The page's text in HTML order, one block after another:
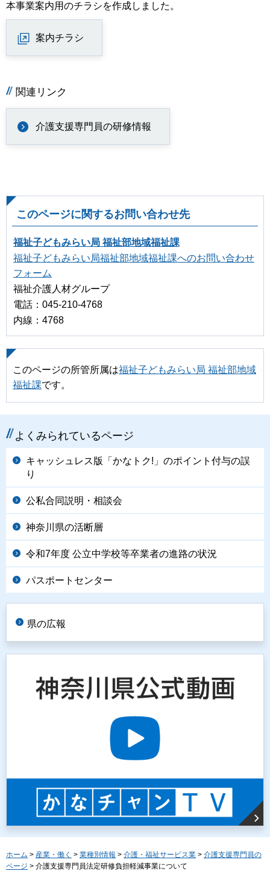
本事業案内用のチラシを作成しました。
案内チラシ
関連リンク
介護支援専門員の研修情報
このページに関するお問い合わせ先
福祉子どもみらい局 福祉部地域福祉課
福祉子どもみらい局福祉部地域福祉課へのお問い合わせ
フォーム
福祉介護人材グループ
電話：045-210-4768
内線：4768
このページの所管所属は福祉子どもみらい局 福祉部地域
福祉課です。
よくみられているページ
キャッシュレス版「かなトク!」のポイント付与の誤
り
公私合同説明・相談会
神奈川県の活断層
令和7年度 公立中学校等卒業者の進路の状況
パスポートセンター
県の広報
ホーム > 産業・働く > 業種別情報 > 介護・福祉サービス業 > 介護支援専門員の
ページ > 介護支援専門員法定研修負担軽減事業について